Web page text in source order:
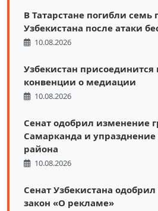
В Татарстане погибли семь
Узбекистана после атаки
10.08.2026
Узбекистан присоединится
конвенции о медиации
10.08.2026
Сенат одобрил изменение
Самарканда и упразднение
района
10.08.2026
Сенат Узбекистана
закон «О рекламе»